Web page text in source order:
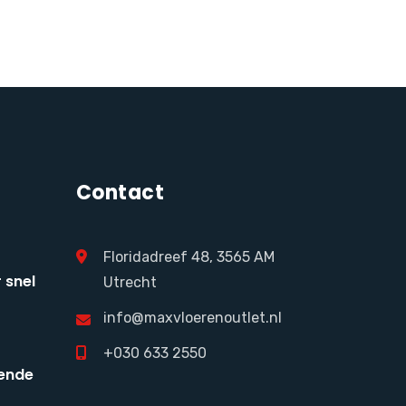
Contact
Floridadreef 48, 3565 AM
Utrecht
info@maxvloerenoutlet.nl
+030 633 2550